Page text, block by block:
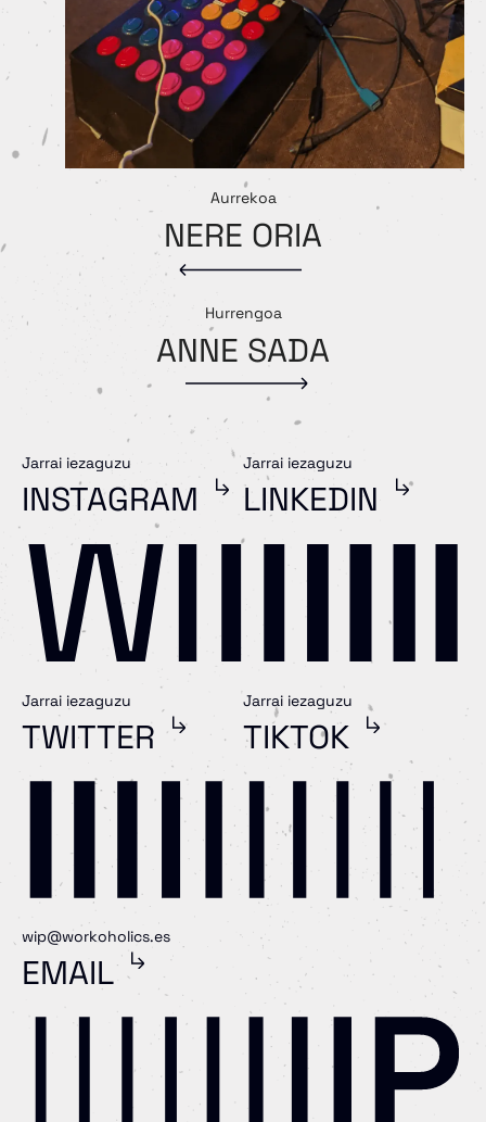
Aurrekoa
NERE ORIA
Hurrengoa
ANNE SADA
Jarrai iezaguzu
INSTAGRAM
Jarrai iezaguzu
LINKEDIN
Jarrai iezaguzu
TWITTER
Jarrai iezaguzu
TIKTOK
wip@workoholics.es
EMAIL